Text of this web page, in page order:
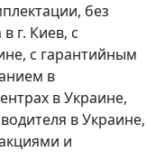
без
г. Киев, с
с гарантийным
в
в Украине,
в Украине,
и